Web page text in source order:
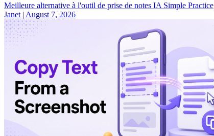
Meilleure alternative à l'outil de prise de notes IA Simple Practice
Janet | August 7, 2026